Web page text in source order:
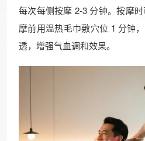
每次每侧按摩 2-3 分钟。按摩
摩前用温热毛巾敷穴位 1 分钟
透，增强气血调和效果。​